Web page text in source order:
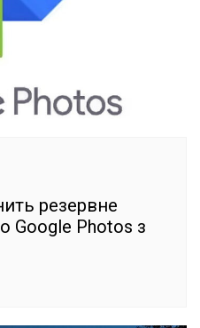
резервне
Google Photos з